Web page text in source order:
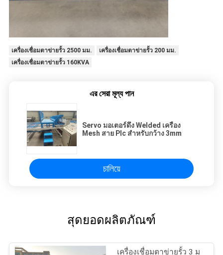
เครื่องเชื่อมตาข่ายรั้ว 2500 มม.
เครื่องเชื่อมตาข่ายรั้ว 200 มม.
เครื่องเชื่อมตาข่ายรั้ว 160KVA
এর সেরা মূল্য পান
Servo มอเตอร์ดึง Welded เครื่อง
Mesh สาย Plc สําหรับกว้าง 3mm
চালিয়ে
สุดยอดผลิตภัณฑ์
เครื่องเชื่อมตาข่ายรั้ว 3 ม